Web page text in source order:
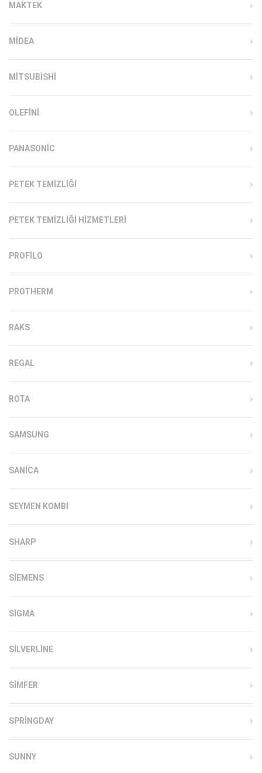
MAKTEK
MIDEA
MITSUBISHI
OLEFINI
PANASONIC
PETEK TEMIZLIĞI
PETEK TEMIZLIĞI HIZMETLERI
PROFILO
PROTHERM
RAKS
REGAL
ROTA
SAMSUNG
SANICA
SEYMEN KOMBI
SHARP
SIEMENS
SIGMA
SILVERLINE
SIMFER
SPRINGDAY
SUNNY